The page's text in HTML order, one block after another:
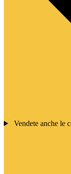
Vendete anche le